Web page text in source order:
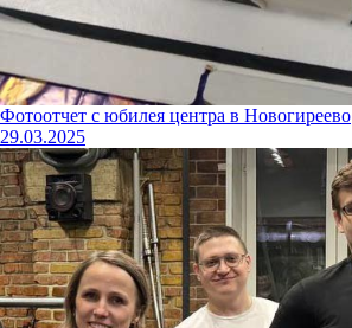
Фотоотчет с юбилея центра в Новогиреево
29.03.2025